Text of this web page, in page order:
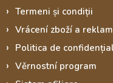
Termeni și condiții
Vrácení zboží a
Politica de
Věrnostní program